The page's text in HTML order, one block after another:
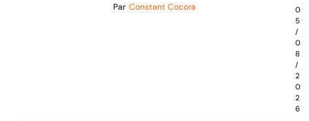
Par Constant Cocora
0
5
/
0
8
/
2
0
2
6